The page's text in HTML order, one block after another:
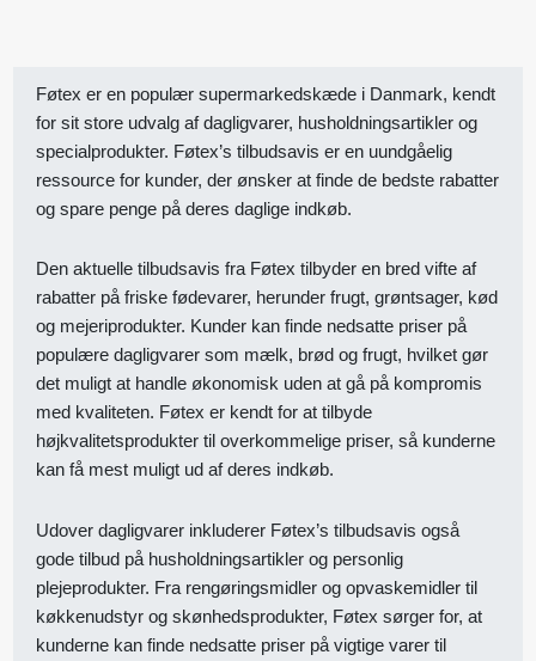
Føtex er en populær supermarkedskæde i Danmark, kendt
for sit store udvalg af dagligvarer, husholdningsartikler og
specialprodukter. Føtex’s tilbudsavis er en uundgåelig
ressource for kunder, der ønsker at finde de bedste rabatter
og spare penge på deres daglige indkøb.
Den aktuelle tilbudsavis fra Føtex tilbyder en bred vifte af
rabatter på friske fødevarer, herunder frugt, grøntsager, kød
og mejeriprodukter. Kunder kan finde nedsatte priser på
populære dagligvarer som mælk, brød og frugt, hvilket gør
det muligt at handle økonomisk uden at gå på kompromis
med kvaliteten. Føtex er kendt for at tilbyde
højkvalitetsprodukter til overkommelige priser, så kunderne
kan få mest muligt ud af deres indkøb.
Udover dagligvarer inkluderer Føtex’s tilbudsavis også
gode tilbud på husholdningsartikler og personlig
plejeprodukter. Fra rengøringsmidler og opvaskemidler til
køkkenudstyr og skønhedsprodukter, Føtex sørger for, at
kunderne kan finde nedsatte priser på vigtige varer til